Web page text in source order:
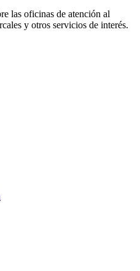
las oficinas de atención al
y otros servicios de interés.